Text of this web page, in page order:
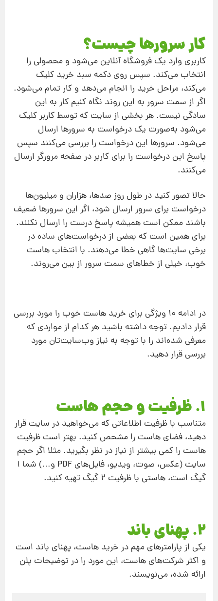
کار سرورها چیست؟
کاربری وارد یک فروشگاه آنلاین می‌شود و محصولی را
انتخاب می‌کند. سپس روی دکمه سبد خرید کلیک
می‌کند، مراحل خرید را انجام می‌دهد و کار تمام می‌شود.
اگر از سمت سرور به این روند نگاه کنیم کار به این
سادگی نیست. هر بخشی از سایت که توسط کاربر کلیک
می‌شود به‌صورت یک درخواست به سرورها ارسال
می‌شود. سرورها این درخواست را بررسی می‌کنند سپس
پاسخ این درخواست را برای کاربر در صفحه مرورگر ارسال
می‌کنند.
حالا تصور کنید در طول روز صدها، هزاران و میلیون‌ها
درخواست برای سرور ارسال شود، اگر این سرورها ضعیف
باشند ممکن است همیشه پاسخ درست را ارسال نکنند.
برای همین است که بعضی از درخواست‌های ساده در
برخی سایت‌ها گاهی خطا می‌دهند. با انتخاب هاست
خوب، خیلی از خطاهای سمت سرور از بین می‌روند.
در ادامه 10 ویژگی برای خرید هاست خوب را مورد بررسی
قرار دادیم. توجه داشته باشید هر کدام از مواردی که
معرفی شده‌اند را با توجه به نیاز وب‌سایت‌تان مورد
بررسی قرار دهید.
1. ظرفیت و حجم هاست
متناسب با ظرفیت اطلاعاتی که می‌خواهید در سایت قرار
دهید، فضای هاست را مشحص کنید. بهتر است ظرفیت
هاست را کمی بیشتر از نیاز در نظر بگیرید. مثلا اگر حجم
سایت (عکس‌، صوت، ویدیو، فایل‌های PDF و…) شما 1
گیگ است، هاستی با ظرفیت 2 گیگ تهیه کنید.
2. پهنای باند
یکی از پارامترهای مهم در خرید هاست، پهنای باند است
و اکثر شرکت‌های هاست، این مورد را در توضیحات پلن
ارائه شده، می‌نویسند.